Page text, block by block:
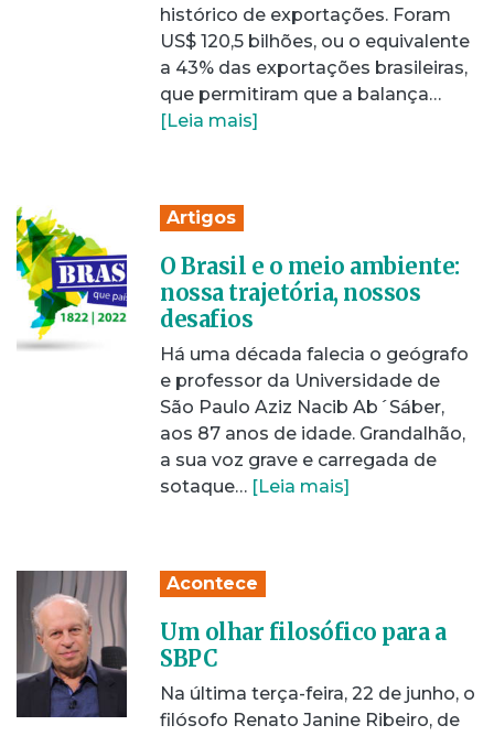
histórico de exportações. Foram
US$ 120,5 bilhões, ou o equivalente
a 43% das exportações brasileiras,
que permitiram que a balança…
[Leia mais]
Artigos
O Brasil e o meio ambiente:
nossa trajetória, nossos
desafios
Há uma década falecia o geógrafo
e professor da Universidade de
São Paulo Aziz Nacib Ab´Sáber,
aos 87 anos de idade. Grandalhão,
a sua voz grave e carregada de
sotaque… [Leia mais]
Acontece
Um olhar filosófico para a
SBPC
Na última terça-feira, 22 de junho, o
filósofo Renato Janine Ribeiro, de